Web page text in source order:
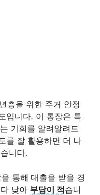
층을 위한 주거 안정
입니다. 이 통장은 특
기회를 알려알려드
를 잘 활용하면 더 나
니다.
통해 대출을 받을 경
낮아 부담이 적습니